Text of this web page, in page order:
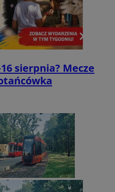
sierpnia? Mecze